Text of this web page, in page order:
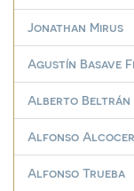
Jonathan Mirus
Agustín Basave
Alberto Beltrán
Alfonso
Alfonso Trueba